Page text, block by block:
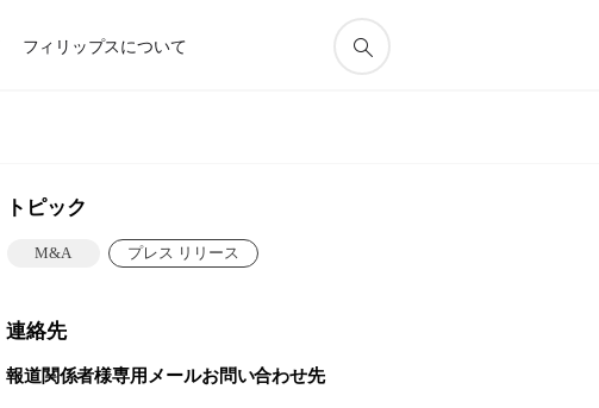
フィリップスについて
トピック
M&A プレス リリース
連絡先
報道関係者様専用メールお問い合わせ先